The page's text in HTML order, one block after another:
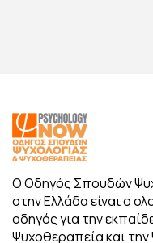
Ο Οδηγός Σπουδών
στην Ελλάδα είναι ο
οδηγός για την
Ψυχοθεραπεία και την